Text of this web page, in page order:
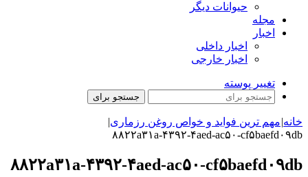
حیوانات دیگر
مجله
اخبار
اخبار داخلی
اخبار خارجی
تغییر پوسته
جستجو برای
خانه|مهم ترین فواید و خواص روغن رزماری|
۸۸۲۲a۳۱a-۴۳۹۲-۴aed-ac۵۰-cf۵baefd۰۹db
۸۸۲۲a۳۱a-۴۳۹۲-۴aed-ac۵۰-cf۵baefd۰۹db